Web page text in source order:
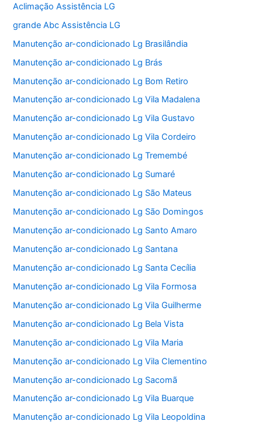
Aclimação Assistência LG
grande Abc Assistência LG
Manutenção ar-condicionado Lg Brasilândia
Manutenção ar-condicionado Lg Brás
Manutenção ar-condicionado Lg Bom Retiro
Manutenção ar-condicionado Lg Vila Madalena
Manutenção ar-condicionado Lg Vila Gustavo
Manutenção ar-condicionado Lg Vila Cordeiro
Manutenção ar-condicionado Lg Tremembé
Manutenção ar-condicionado Lg Sumaré
Manutenção ar-condicionado Lg São Mateus
Manutenção ar-condicionado Lg São Domingos
Manutenção ar-condicionado Lg Santo Amaro
Manutenção ar-condicionado Lg Santana
Manutenção ar-condicionado Lg Santa Cecília
Manutenção ar-condicionado Lg Vila Formosa
Manutenção ar-condicionado Lg Vila Guilherme
Manutenção ar-condicionado Lg Bela Vista
Manutenção ar-condicionado Lg Vila Maria
Manutenção ar-condicionado Lg Vila Clementino
Manutenção ar-condicionado Lg Sacomã
Manutenção ar-condicionado Lg Vila Buarque
Manutenção ar-condicionado Lg Vila Leopoldina